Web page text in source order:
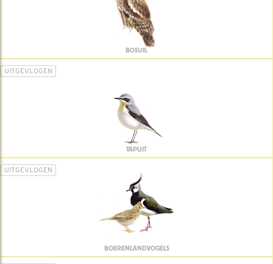
BOSUIL
UITGEVLOGEN
TAPUIT
UITGEVLOGEN
BOERENLANDVOGELS